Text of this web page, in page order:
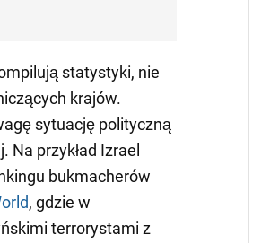
statystyki, nie
krajów.
sytuację polityczną
przykład Izrael
bukmacherów
, gdzie w
terrorystami z